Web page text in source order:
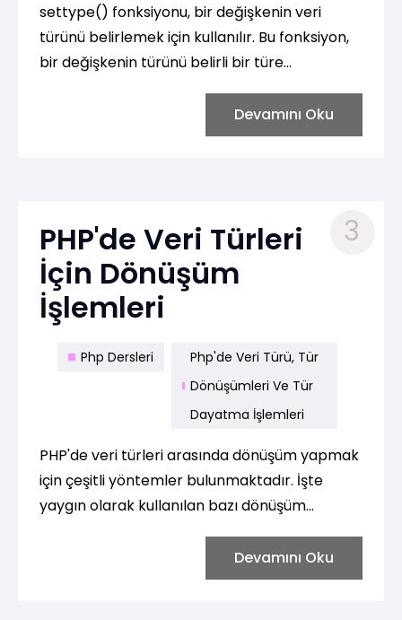
settype() fonksiyonu, bir değişkenin veri
türünü belirlemek için kullanılır. Bu fonksiyon,
bir değişkenin türünü belirli bir türe
fonksiyonunun kullanımına dair bir örnek:
Devamını Oku
PHP'de Veri Türleri
İçin Dönüşüm
İşlemleri
3
Php Dersleri
Php'de Veri Türü, Tür
Dönüşümleri Ve Tür
Dayatma İşlemleri
PHP'de veri türleri arasında dönüşüm yapmak
için çeşitli yöntemler bulunmaktadır. İşte
yaygın olarak kullanılan bazı dönüşüm
Devamını Oku